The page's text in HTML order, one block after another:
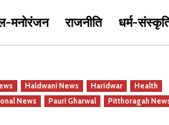
मनोरंजन राजनीति धर्म-
Haldwani News Haridwar
Health
News Pauri Gharwal
Pitthoragah